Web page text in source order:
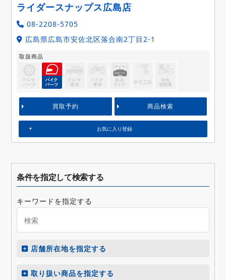
ライダースナップス広島店
08-2208-5705
広島県広島市安佐北区落合南2丁目2-1
取扱商品
買取予約 商品検索
お気に入り登録
条件を指定して検索する
キーワードを指定する
店舗所在地を指定する
取り扱い商品を指定する